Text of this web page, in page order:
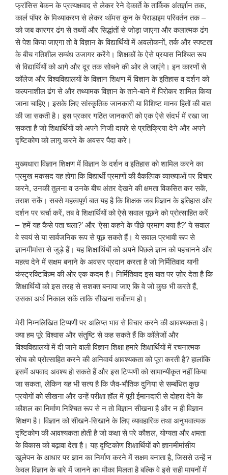
फ्रांसिस बेकन के प्रत्यक्षवाद से लेकर रेने देकार्ते के तार्किक अंतर्ज्ञान तक,
कार्ल पॉपर के मिथ्याकरण से लेकर थॉमस कुन के पैराडाइम परिवर्तन तक –
को जब कारगर ढंग से तथ्यों और सिद्धांतों से जोड़ा जाएगा और कलात्मक ढंग
से पेश किया जाएगा तो वे विज्ञान के विद्यार्थियों में अवलोकनों, तर्क और स्पष्टता
के बीच गतिशील सम्बंध उजागर करेंगे। शिक्षकों के ऐसे प्रयास निश्चित रूप
से विद्यार्थियों को आगे और दूर तक सोचने की ओर ले जाएंगे। इन कारणों से
कॉलेज और विश्वविद्यालयों के विज्ञान शिक्षण में विज्ञान के इतिहास व दर्शन को
कल्पनाशील ढंग से और तथ्यामक विज्ञान के ताने-बाने में पिरोकर शामिल किया
जाना चाहिए। इसके लिए सांस्कृतिक जानकारी या विशिष्ट मानव हितों की बात
की जा सकती है। इस प्रकार गठित जानकारी को एक ऐसे संदर्भ में रखा जा
सकता है जो शिक्षार्थियों को अपने निजी दायरे से प्रतिक्रिया देने और अपने
दृष्टिकोण को लागू करने के अवसर पैदा करे।
मुख्यधारा विज्ञान शिक्षण में विज्ञान के दर्शन व इतिहास को शामिल करने का
प्रमुख मकसद यह होगा कि विद्यार्थी प्रमाणों की वैकल्पिक व्याख्याओं पर विचार
करने, उनकी तुलना व उनके बीच अंतर देखने की क्षमता विकसित कर सकें,
तराश सकें। सबसे महत्वपूर्ण बात यह है कि शिक्षक जब विज्ञान के इतिहास और
दर्शन पर चर्चा करें, तब वे शिक्षार्थियों को ऐसे सवाल पूछने को प्रोत्साहित करें
– ‘हमें यह कैसे पता चला?’ और ‘ऐसा कहने के पीछे प्रमाण क्या है?’ ये सवाल
वे स्वयं से या सार्वजनिक रूप से पूछ सकते हैं। ये सवाल प्रभावी रूप से
ज्ञानमीमांसा से जुड़े हैं। यह शिक्षार्थियों को अपने पिछले ज्ञान को पहचानने और
महत्व देने में सक्षम बनाने के अवसर प्रदान करता है जो निर्मितिवाद यानी
कंस्ट्रक्टिविज़्म की ओर एक कदम है। निर्मितिवाद इस बात पर ज़ोर देता है कि
शिक्षार्थियों को इस तरह से सशक्त बनाया जाए कि वे जो कुछ भी करते हैं,
उसका अर्थ निकाल सकें ताकि सीखना सर्वोत्तम हो।
मेरी निम्नलिखित टिप्पणी पर अलिप्त भाव से विचार करने की आवश्यकता है।
क्या हम पूरे विश्वास और संतुष्टि से कह सकते हैं कि कॉलेजों और
विश्वविद्यालयों में दी जाने वाली विज्ञान शिक्षा हमारे शिक्षार्थियों में रचनात्मक
सोच को प्रोत्साहित करने की अनिवार्य आवश्यकता को पूरा करती है? हालांकि
इसमें अपवाद अवश्य हो सकते हैं और इस टिप्पणी को सामान्यीकृत नहीं किया
जा सकता, लेकिन यह भी सत्य है कि जैव-भौतिक दुनिया से सम्बंधित कुछ
प्रयोगों को सीखना और उन्हें परीक्षा हॉल में पूरी ईमानदारी से दोहरा देने के
कौशल का निर्माण निश्चित रूप से न तो विज्ञान सीखना है और न ही विज्ञान
शिक्षण है। विज्ञान को सीखने-सिखाने के लिए व्यावहारिक तथा अनुभवात्मक
दृष्टिकोण की आवश्यकता होती है जो कक्षा से परे कौशल, योग्यता और क्षमता
के विकास को बढ़ावा देता है। यह दृष्टिकोण शिक्षार्थियों को ज्ञानमीमांसीय
खुलेपन के आधार पर ज्ञान का निर्माण करने में सक्षम बनाता है, जिससे उन्हें न
केवल विज्ञान के बारे में जानने का मौका मिलता है बल्कि वे इसे सही मायनों में